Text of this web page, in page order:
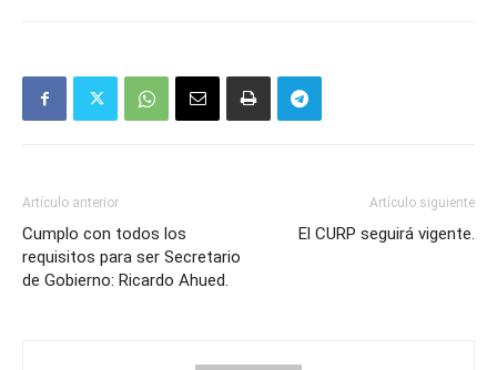
Artículo anterior
Cumplo con todos los
requisitos para ser Secretario
de Gobierno: Ricardo Ahued.
Artículo siguiente
El CURP seguirá vigente.